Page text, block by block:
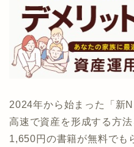
2024年から始まった「新
高速で資産を形成する方法
1,650円の書籍が無料でも